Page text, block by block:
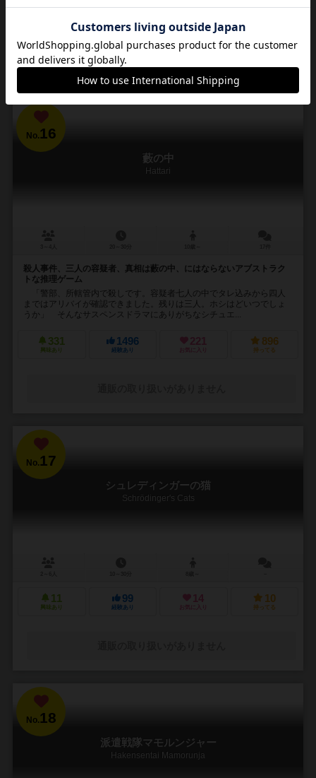
32 104 10 100
カートに追加する
No. 16
藪の中
Hattari
殺人事件、三人の容疑者、真相は藪の中、にはならないアブストラク
トな推理ゲーム
「警部、所轄管内で殺しです。容疑者七人の中でタレ込みから四人
まではアリバイが確認できました。残りは三人。ホシはどいつでしょ
うか」 そんなサスペンスドラマにありがちなシチュエ...
331
興味あり
1496
経験あり
221
お気に入り
896
持ってる
No.17
シュレディンガーの猫
Schrödinger's Cats
11
興味あり
99
経験あり
14
お気に入り
10
持ってる
No.18
派遣戦隊マモルンジャー
Hakensentai Mamorunja